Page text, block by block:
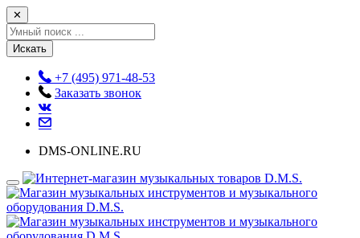
✕
Искать
+7 (495) 971-48-53
Заказать звонок
DMS-ONLINE.RU